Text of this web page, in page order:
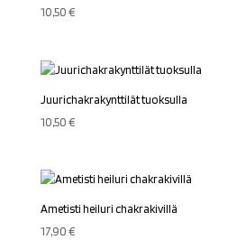
10,50€
Juurichakrakynttilät tuoksulla
10,50€
Ametisti heiluri chakrakivillä
17,90€